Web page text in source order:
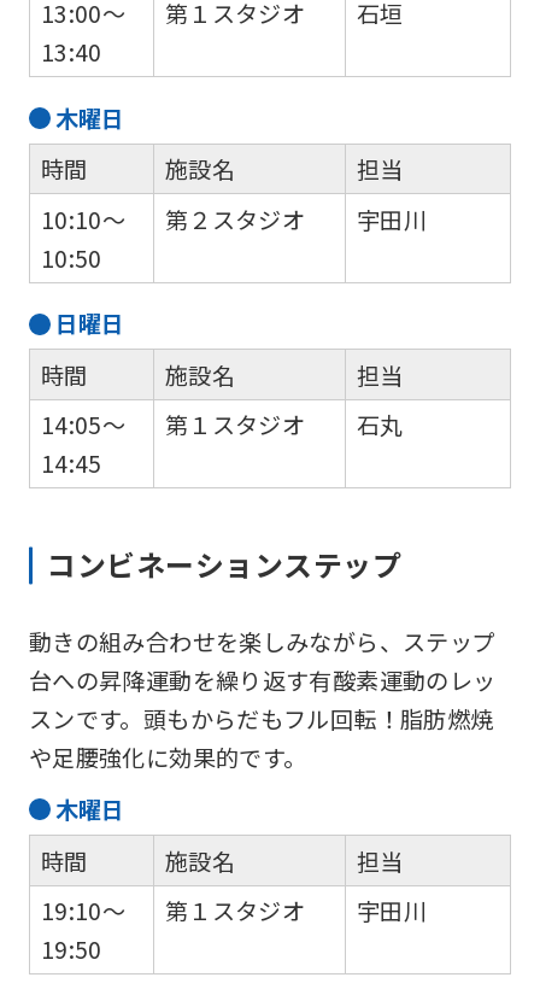
13:00～
13:40
第１スタジオ
石垣
木曜日
時間
10:10～
10:50
施設名
第２スタジオ
担当
宇田川
日曜日
時間
14:05～
14:45
施設名
第１スタジオ
担当
石丸
コンビネーションステップ
動きの組み合わせを楽しみながら、ステップ
台への昇降運動を繰り返す有酸素運動のレッ
スンです。頭もからだもフル回転！脂肪燃焼
や足腰強化に効果的です。
木曜日
時間
19:10～
19:50
施設名
第１スタジオ
担当
宇田川
official
translated
into
Click
below
(start
automatic
to
to
the
top
page.
if
use
automatic